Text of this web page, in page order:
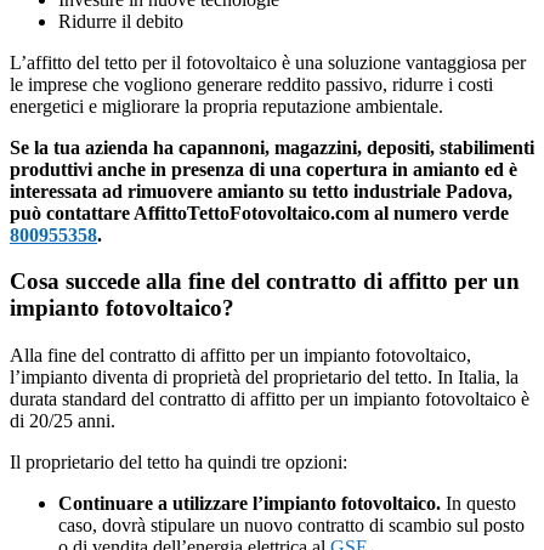
Ridurre il debito
L’affitto del tetto per il fotovoltaico è una soluzione vantaggiosa per
le imprese che vogliono generare reddito passivo, ridurre i costi
energetici e migliorare la propria reputazione ambientale.
Se la tua azienda ha capannoni, magazzini, depositi, stabilimenti
produttivi anche in presenza di una copertura in amianto ed è
interessata ad rimuovere amianto su tetto industriale Padova,
può contattare AffittoTettoFotovoltaico.com al numero verde
800955358.
Cosa succede alla fine del contratto di affitto per un
impianto fotovoltaico?
Alla fine del contratto di affitto per un impianto fotovoltaico,
l’impianto diventa di proprietà del proprietario del tetto. In Italia, la
durata standard del contratto di affitto per un impianto fotovoltaico è
di 20/25 anni.
Il proprietario del tetto ha quindi tre opzioni:
Continuare a utilizzare l’impianto fotovoltaico. In questo
caso, dovrà stipulare un nuovo contratto di scambio sul posto